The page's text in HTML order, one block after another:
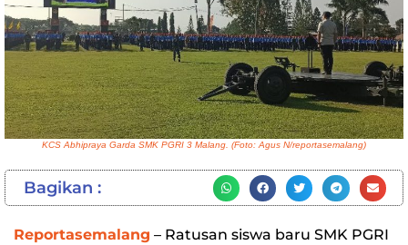
KCS Abhipraya Garda SMK PGRI 3 Malang. (Foto: Agus N/reportasemalang)
Bagikan :
Reportasemalang – Ratusan siswa baru SMK PGRI